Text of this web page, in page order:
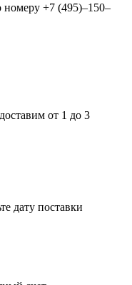
номеру +7 (495)–150–
от 1 до 3
дату поставки